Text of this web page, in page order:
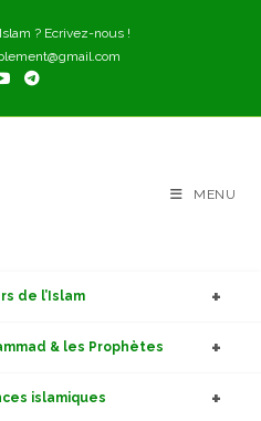
? Ecrivez-nous !
MENU
de l’Islam
& les Prophètes
islamiques